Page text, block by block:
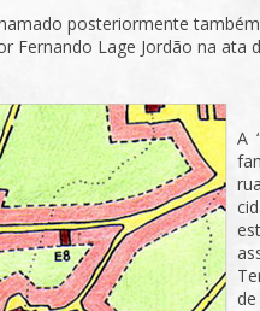
posteriormente
Fernando Lage Jordão na ata
A